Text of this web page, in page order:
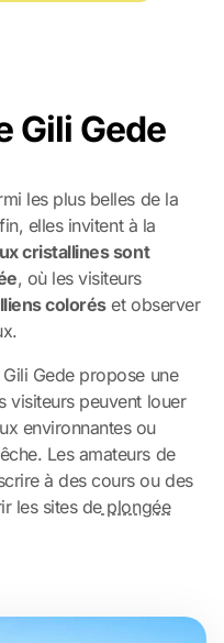
Gili Gede
les plus belles de la
elles invitent à la
cristallines sont
, où les visiteurs
coloréset observer
Gede propose une
visiteurs peuvent louer
environnantes ou
Les amateurs de
à des cours ou des
les sites deplongée